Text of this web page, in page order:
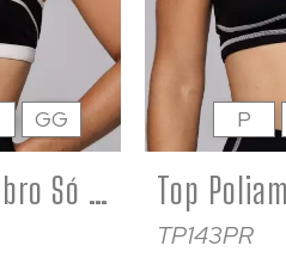
Top Feminino Ombro Só Poliamida Assimétrico Costas Abertas Flower
GG
TP143PR
P